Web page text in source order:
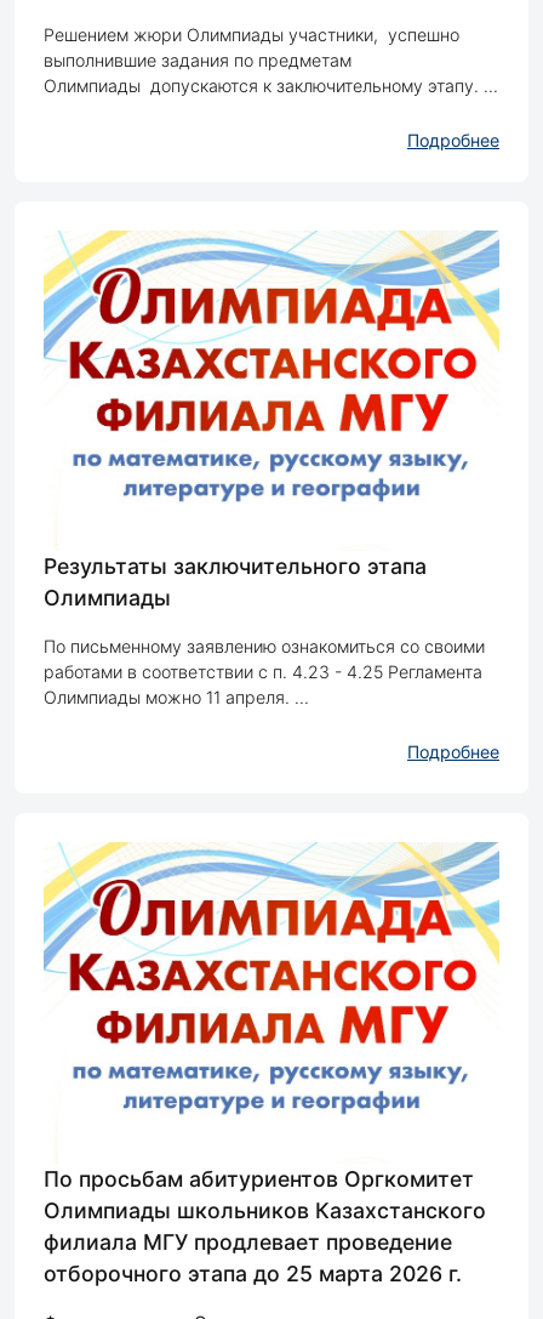
Решением жюри Олимпиады участники, успешно
выполнившие задания по предметам
Олимпиады допускаются к заключительному этапу. ...
Подробнее
Результаты заключительного этапа
Олимпиады
По письменному заявлению ознакомиться со своими
работами в соответствии с п. 4.23 - 4.25 Регламента
Олимпиады можно 11 апреля. ...
Подробнее
По просьбам абитуриентов Оргкомитет
Олимпиады школьников Казахстанского
филиала МГУ продлевает проведение
отборочного этапа до 25 марта 2026 г.